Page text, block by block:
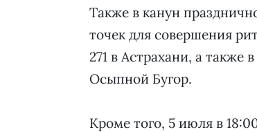
Также в канун
точек для совершения
271 в Астрахани, а также
Осыпной Бугор.
Кроме того, 5 июля в